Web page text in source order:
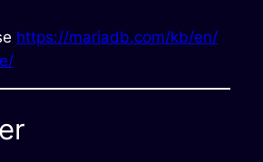
https://mariadb.com/kb/en/